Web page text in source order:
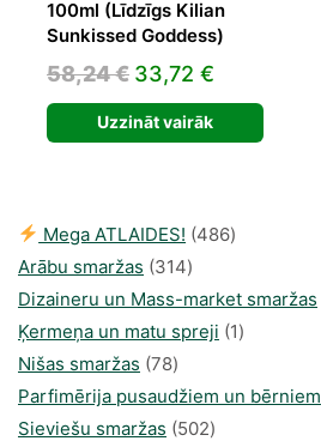
100ml (Līdzīgs Kilian
Sunkissed Goddess)
58,24€ Original
price
was:
33,72 €
price
is:
Uzzināt vairāk
Mega ATLAIDES! 486486
Arābu smaržas 314314
produkti
Dizaineru un Mass-market smaržas
Ķermeņa un matu spreji 11
Nišas smaržas 7878
produkts
Parfimērija pusaudžiem un bērniem
Sieviešu smaržas 502502